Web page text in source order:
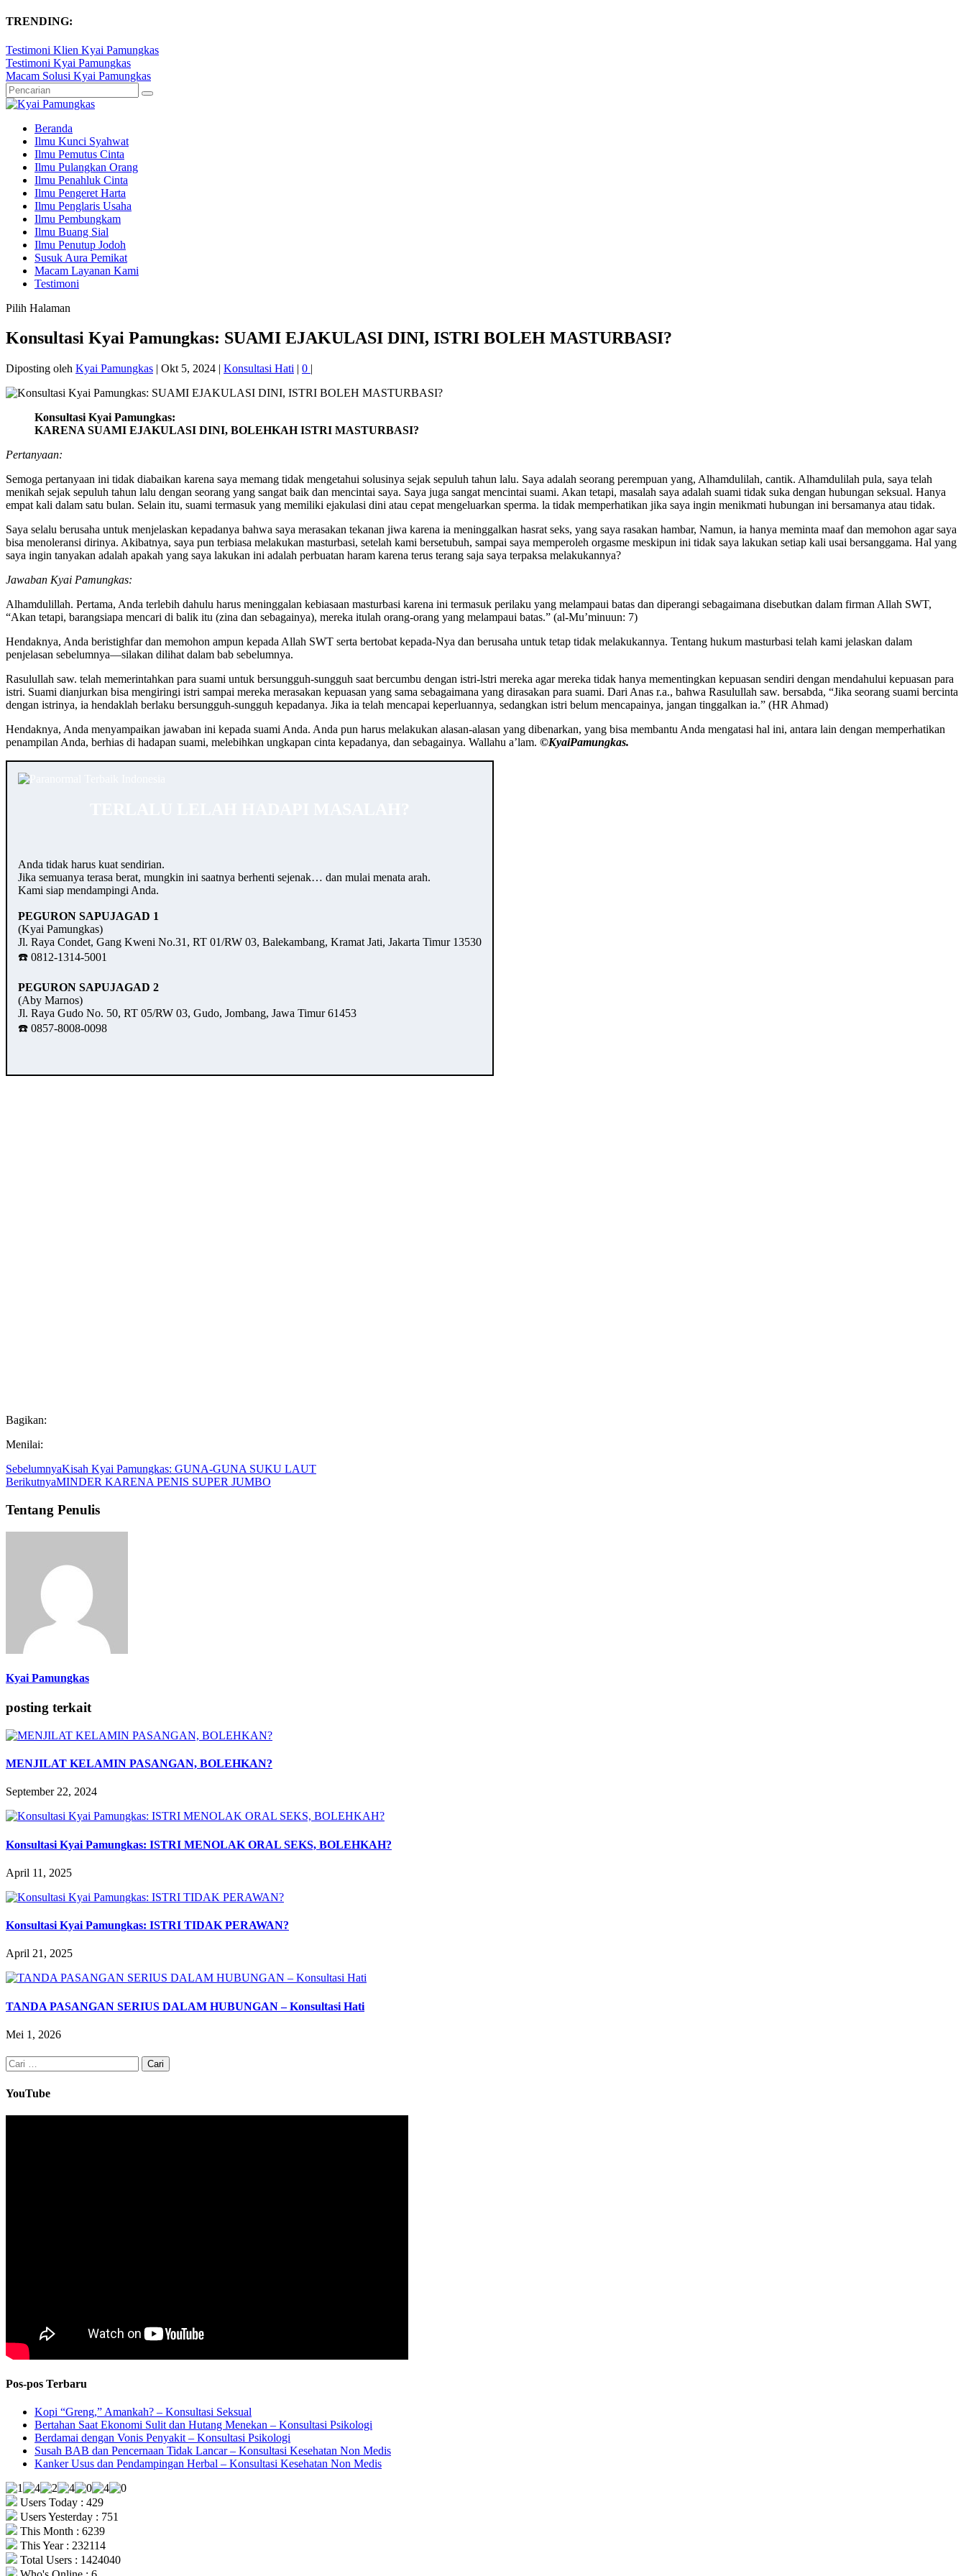
TRENDING:
Testimoni Klien Kyai Pamungkas
Testimoni Kyai Pamungkas
Macam Solusi Kyai Pamungkas
Beranda
Ilmu Kunci Syahwat
Ilmu Pemutus Cinta
Ilmu Pulangkan Orang
Ilmu Penahluk Cinta
Ilmu Pengeret Harta
Ilmu Penglaris Usaha
Ilmu Pembungkam
Ilmu Buang Sial
Ilmu Penutup Jodoh
Susuk Aura Pemikat
Macam Layanan Kami
Testimoni
Pilih Halaman
Konsultasi Kyai Pamungkas: SUAMI EJAKULASI DINI, ISTRI BOLEH MASTURBASI?
Diposting oleh Kyai Pamungkas | Okt 5, 2024 | Konsultasi Hati | 0 |
Konsultasi Kyai Pamungkas:
KARENA SUAMI EJAKULASI DINI, BOLEHKAH ISTRI MASTURBASI?
Pertanyaan:
Semoga pertanyaan ini tidak diabaikan karena saya memang tidak mengetahui solusinya sejak sepuluh tahun lalu. Saya adalah seorang perempuan yang, Alhamdulilah, cantik. Alhamdulilah pula, saya telah
menikah sejak sepuluh tahun lalu dengan seorang yang sangat baik dan mencintai saya. Saya juga sangat mencintai suami. Akan tetapi, masalah saya adalah suami tidak suka dengan hubungan seksual. Hanya
empat kali dalam satu bulan. Selain itu, suami termasuk yang memiliki ejakulasi dini atau cepat mengeluarkan sperma. la tidak memperhatikan jika saya ingin menikmati hubungan ini bersamanya atau tidak.
Saya selalu berusaha untuk menjelaskan kepadanya bahwa saya merasakan tekanan jiwa karena ia meninggalkan hasrat seks, yang saya rasakan hambar, Namun, ia hanya meminta maaf dan memohon agar saya
bisa menoleransi dirinya. Akibatnya, saya pun terbiasa melakukan masturbasi, setelah kami bersetubuh, sampai saya memperoleh orgasme meskipun ini tidak saya lakukan setiap kali usai bersanggama. Hal yang
saya ingin tanyakan adalah apakah yang saya lakukan ini adalah perbuatan haram karena terus terang saja saya terpaksa melakukannya?
Jawaban Kyai Pamungkas:
Alhamdulillah. Pertama, Anda terlebih dahulu harus meninggalan kebiasaan masturbasi karena ini termasuk perilaku yang melampaui batas dan diperangi sebagaimana disebutkan dalam firman Allah SWT,
“Akan tetapi, barangsiapa mencari di balik itu (zina dan sebagainya), mereka itulah orang-orang yang melampaui batas.” (al-Mu’minuun: 7)
Hendaknya, Anda beristighfar dan memohon ampun kepada Allah SWT serta bertobat kepada-Nya dan berusaha untuk tetap tidak melakukannya. Tentang hukum masturbasi telah kami jelaskan dalam
penjelasan sebelumnya—silakan dilihat dalam bab sebelumnya.
Rasulullah saw. telah memerintahkan para suami untuk bersungguh-sungguh saat bercumbu dengan istri-lstri mereka agar mereka tidak hanya mementingkan kepuasan sendiri dengan mendahului kepuasan para
istri. Suami dianjurkan bisa mengiringi istri sampai mereka merasakan kepuasan yang sama sebagaimana yang dirasakan para suami. Dari Anas r.a., bahwa Rasulullah saw. bersabda, “Jika seorang suami bercinta
dengan istrinya, ia hendaklah berlaku bersungguh-sungguh kepadanya. Jika ia telah mencapai keperluannya, sedangkan istri belum mencapainya, jangan tinggalkan ia.” (HR Ahmad)
Hendaknya, Anda menyampaikan jawaban ini kepada suami Anda. Anda pun harus melakukan alasan-alasan yang dibenarkan, yang bisa membantu Anda mengatasi hal ini, antara lain dengan memperhatikan
penampilan Anda, berhias di hadapan suami, melebihkan ungkapan cinta kepadanya, dan sebagainya. Wallahu a’lam. ©️KyaiPamungkas.
Anda tidak harus kuat sendirian.
Jika semuanya terasa berat, mungkin ini saatnya berhenti sejenak… dan mulai menata arah.
Kami siap mendampingi Anda.
PEGURON SAPUJAGAD 1
(Kyai Pamungkas)
Jl. Raya Condet, Gang Kweni No.31, RT 01/RW 03, Balekambang, Kramat Jati, Jakarta Timur 13530
☎️ 0812-1314-5001
PEGURON SAPUJAGAD 2
(Aby Marnos)
Jl. Raya Gudo No. 50, RT 05/RW 03, Gudo, Jombang, Jawa Timur 61453
☎️ 0857-8008-0098
Bagikan:
Menilai:
SebelumnyaKisah Kyai Pamungkas: GUNA-GUNA SUKU LAUT
BerikutnyaMINDER KARENA PENIS SUPER JUMBO
Tentang Penulis
Kyai Pamungkas
posting terkait
MENJILAT KELAMIN PASANGAN, BOLEHKAN?
September 22, 2024
Konsultasi Kyai Pamungkas: ISTRI MENOLAK ORAL SEKS, BOLEHKAH?
April 11, 2025
Konsultasi Kyai Pamungkas: ISTRI TIDAK PERAWAN?
April 21, 2025
TANDA PASANGAN SERIUS DALAM HUBUNGAN – Konsultasi Hati
Mei 1, 2026
Cari
untuk:
YouTube
Pos-pos Terbaru
Kopi “Greng,” Amankah? – Konsultasi Seksual
Bertahan Saat Ekonomi Sulit dan Hutang Menekan – Konsultasi Psikologi
Berdamai dengan Vonis Penyakit – Konsultasi Psikologi
Susah BAB dan Pencernaan Tidak Lancar – Konsultasi Kesehatan Non Medis
Kanker Usus dan Pendampingan Herbal – Konsultasi Kesehatan Non Medis
Users Today : 429
Users Yesterday : 751
This Month : 6239
This Year : 232114
Total Users : 1424040